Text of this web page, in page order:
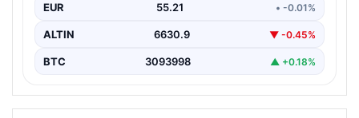
Piyasalarda…
EUR 55.21 • -0.01%
ALTIN 6630.9 ▼ -0.45%
BTC 3093998 ▲ +0.18%